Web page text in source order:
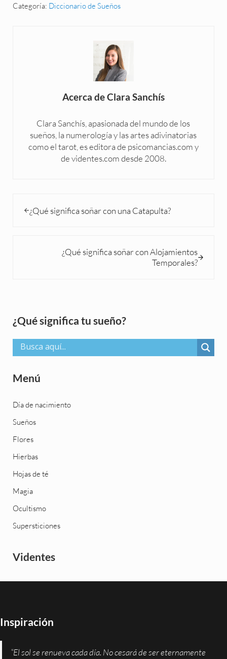
Categoría: Diccionario de Sueños
Acerca deClara Sanchís
Clara Sanchís, apasionada del mundo de los
sueños, la numerología y las artes adivinatorias
como el tarot, es editora de psicomancias.com y
de videntes.com desde 2008.
¿Qué significa soñar con una Catapulta?
¿Qué significa soñar con Alojamientos
Temporales?
Sidebar
¿Qué significa tu sueño?
Menú
Día de nacimiento
Sueños
Flores
Hierbas
Hojas de té
Magia
Ocultismo
Supersticiones
Videntes
Inspiración
“El sol se renueva cada día. No cesará de ser eternamente